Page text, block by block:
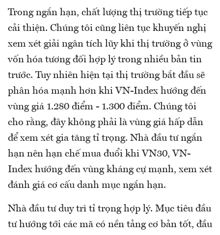
Trong ngắn hạn, chất lượng thị trường tiếp tục
cải thiện. Chúng tôi cũng liên tục khuyến nghị
xem xét giải ngân tích lũy khi thị trường ở vùng
vốn hóa tương đối hợp lý trong nhiều bản tin
trước. Tuy nhiên hiện tại thị trường bắt đầu sẽ
phân hóa mạnh hơn khi VN-Index hướng đến
vùng giá 1.280 điểm - 1.300 điểm. Chúng tôi
cho rằng, đây không phải là vùng giá hấp dẫn
để xem xét gia tăng tỉ trọng. Nhà đầu tư ngắn
hạn nên hạn chế mua đuổi khi VN30, VN-
Index hướng đến vùng kháng cự mạnh, xem xét
đánh giá cơ cấu danh mục ngắn hạn.
Nhà đầu tư duy trì tỉ trọng hợp lý. Mục tiêu đầu
tư hướng tới các mã có nền tảng cơ bản tốt, đầu